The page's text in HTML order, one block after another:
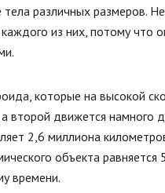
различных размеров.
из них, потому что
которые на высокой
второй движется
2,6 миллиона
объекта
времени.